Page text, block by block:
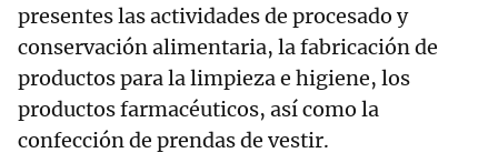
presentes las actividades de procesado y
conservación alimentaria, la fabricación de
productos para la limpieza e higiene, los
productos farmacéuticos, así como la
confección de prendas de vestir.